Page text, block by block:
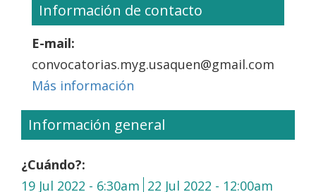
Información de contacto
E-mail:
convocatorias.myg.usaquen@gmail.com
Más información
Información general
¿Cuándo?:
19 Jul 2022 - 6:30am 22 Jul 2022 - 12:00am